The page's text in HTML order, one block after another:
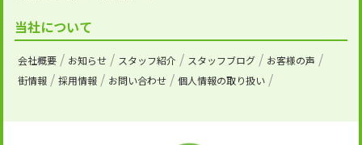
当社について
会社概要 お知らせ スタッフ紹介 スタッフブログ
お客様の声
街情報
採用情報 お問い合わせ 個人情報の取り扱い